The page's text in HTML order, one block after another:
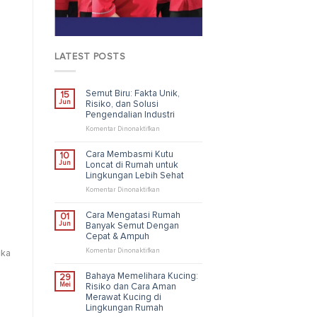
LATEST POSTS
15
Jun
Semut Biru: Fakta Unik,
Risiko, dan Solusi
Pengendalian Industri
Komentar Dinonaktifkan
Fakta
Unik,
Risiko,
Industri
10
Jun
Cara Membasmi Kutu
Loncat di Rumah untuk
Lingkungan Lebih Sehat
Komentar Dinonaktifkan
Kutu
Loncat
Lebih
Sehat
01
Jun
Cara Mengatasi Rumah
Banyak Semut Dengan
Cepat & Ampuh
Komentar Dinonaktifkan
Rumah
Banyak
Semut
Dengan
29
Mei
Bahaya Memelihara Kucing:
Risiko dan Cara Aman
Merawat Kucing di
Lingkungan Rumah